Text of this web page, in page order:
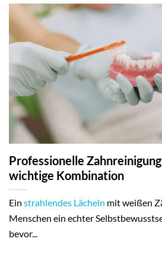
Professionelle
wichtige Kombination
Ein strahlendes Lächeln mit weißen
Menschen ein echter
bevor...